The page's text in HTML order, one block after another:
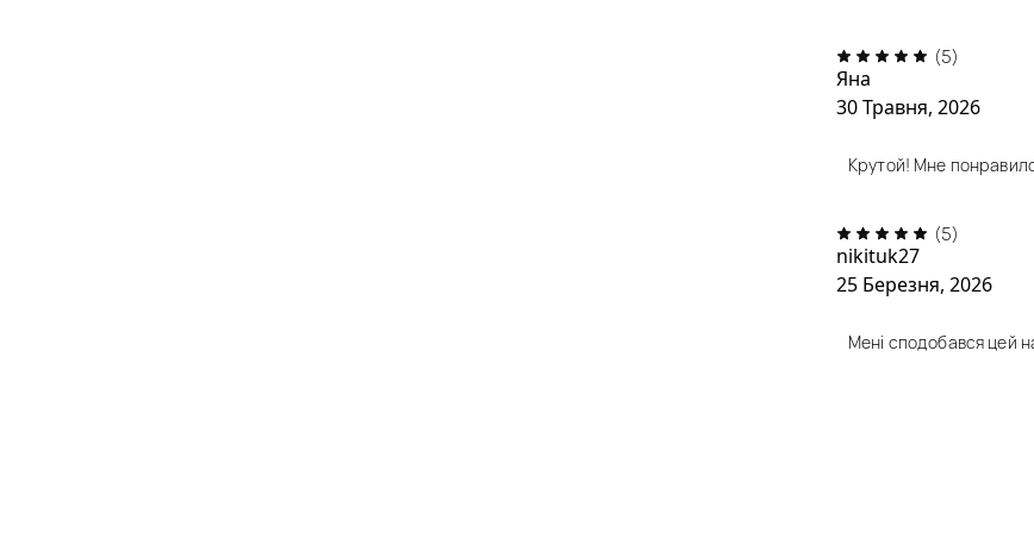
(5)
Яна
30 Травня, 2026
Крутой! Мне
(5)
nikituk27
25 Березня, 2026
Мені сподобався цей